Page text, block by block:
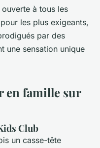
à tous les
les plus exigeants,
par des
une sensation unique
en famille sur
Club
un casse-tête